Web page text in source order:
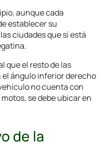
aunque cada
establecer su
ciudades que sí está
que el resto de las
ángulo inferior derecho
no cuenta con
se debe ubicar en
de la